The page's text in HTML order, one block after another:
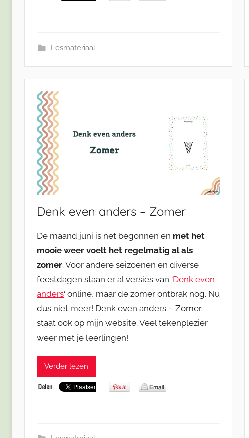
Lesmateriaal
Denk even anders – Zomer
De maand juni is net begonnen en met het
mooie weer voelt het regelmatig al als
zomer. Voor andere seizoenen en diverse
feestdagen staan er al versies van ‘Denk even
anders‘ online, maar de zomer ontbrak nog. Nu
dus niet meer! Denk even anders – Zomer
staat ook op mijn website. Veel tekenplezier
weer met je leerlingen!
Verder lezen